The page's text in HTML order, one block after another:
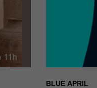
BLUE APRIL